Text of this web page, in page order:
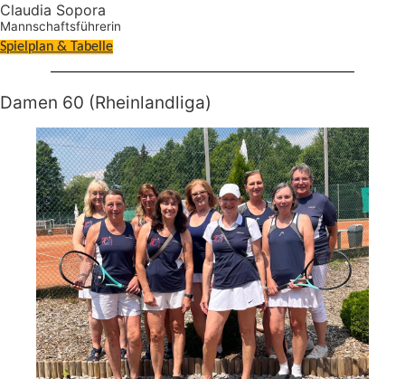
Claudia Sopora
Mannschaftsführerin
Spielplan & Tabelle
Damen 60 (Rheinlandliga)